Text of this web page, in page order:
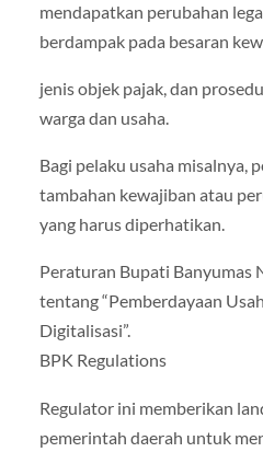
mendapatkan perubahan
berdampak pada besaran
jenis objek pajak, dan
warga dan usaha.
Bagi pelaku usaha misalnya,
tambahan kewajiban atau
yang harus diperhatikan.
Peraturan Bupati Banyumas
tentang “Pemberdayaan
Digitalisasi”.
BPK Regulations
Regulator ini memberikan
pemerintah daerah untuk